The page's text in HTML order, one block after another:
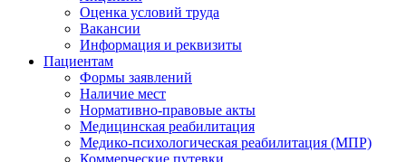
Оценка условий труда
Вакансии
Информация и реквизиты
Пациентам
Формы заявлений
Наличие мест
Нормативно-правовые акты
Медицинская реабилитация
Медико-психологическая реабилитация (МПР)
Коммерческие путевки